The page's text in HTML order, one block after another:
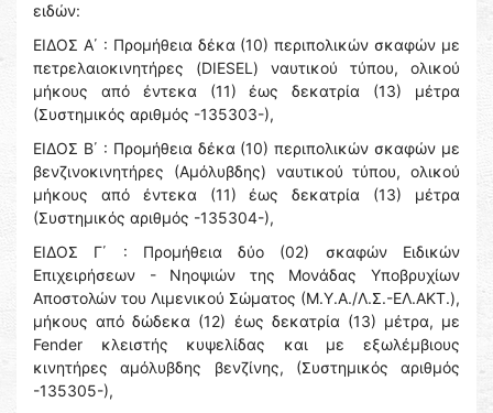
ειδών:
ΕΙΔΟΣ Α΄ : Προμήθεια δέκα (10) περιπολικών σκαφών με
πετρελαιοκινητήρες (DIESEL) ναυτικού τύπου, ολικού
μήκους από έντεκα (11) έως δεκατρία (13) μέτρα
(Συστημικός αριθμός -135303-),
ΕΙΔΟΣ Β΄ : Προμήθεια δέκα (10) περιπολικών σκαφών με
βενζινοκινητήρες (Αμόλυβδης) ναυτικού τύπου, ολικού
μήκους από έντεκα (11) έως δεκατρία (13) μέτρα
(Συστημικός αριθμός -135304-),
ΕΙΔΟΣ Γ΄ : Προμήθεια δύο (02) σκαφών Ειδικών
Επιχειρήσεων - Νηοψιών της Μονάδας Υποβρυχίων
Αποστολών του Λιμενικού Σώματος (Μ.Υ.Α./Λ.Σ.-ΕΛ.ΑΚΤ.),
μήκους από δώδεκα (12) έως δεκατρία (13) μέτρα, με
Fender κλειστής κυψελίδας και με εξωλέμβιους
κινητήρες αμόλυβδης βενζίνης, (Συστημικός αριθμός
-135305-),